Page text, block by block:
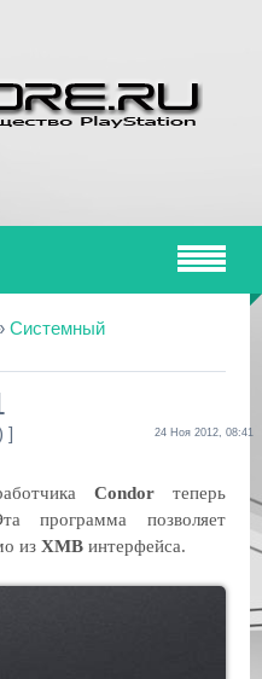
Системный
] 24 Ноя 2012, 08:41
Condor теперь
программа позволяет
из XMB интерфейса.